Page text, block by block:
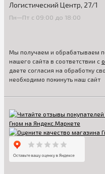
Логистический Центр, 27/1
Пн—Пт с 09:00 до 18:00
Мы получаем и обрабатываем
нашего сайта в соответствии с
даете согласия на обработку
необходимо покинуть наш сайт